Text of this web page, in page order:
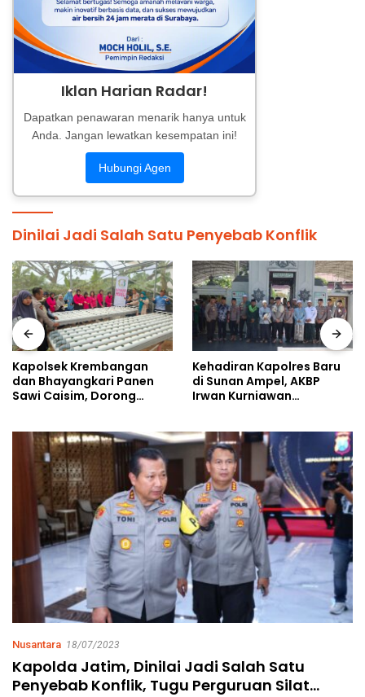
Iklan Harian Radar!
Dapatkan penawaran menarik hanya untuk
Anda. Jangan lewatkan kesempatan ini!
Hubungi Agen
Dinilai Jadi Salah Satu Penyebab Konflik
Kapolsek Krembangan
dan Bhayangkari Panen
Sawi Caisim, Dorong
Kehadiran Kapolres Baru
di Sunan Ampel, AKBP
Irwan Kurniawan
Nusantara 18/07/2023
Kapolda Jatim, Dinilai Jadi Salah Satu
Penyebab Konflik, Tugu Perguruan Silat